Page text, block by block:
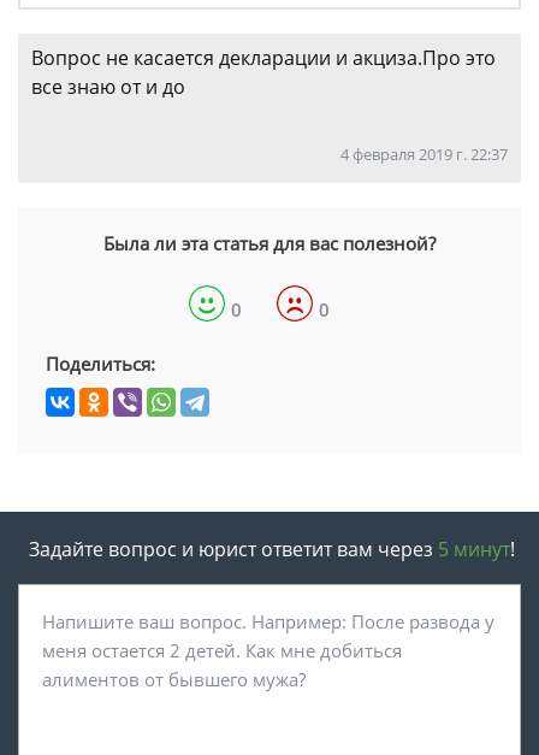
Вопрос не касается декларации и акциза.Про это
все знаю от и до
4 февраля 2019 г. 22:37
Была ли эта статья для вас полезной?
0 0
Поделиться:
Задайте вопрос и юрист ответит вам через 5 минут!